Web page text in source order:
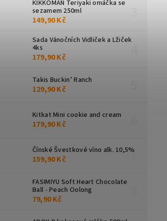
KIKKOMAN Teriyaki omáčka se
sezamem 250ml
149,90 Kč
Sada Vánočních Vidliček a Lžiček
4ks
179,90 Kč
Takis Buckin’ Ranch
129,90 Kč
Kitkat Mini cookie and cream
179,90 Kč
Čínské Švestkové víno alk. 10,5%
159,90 Kč
FASIMIYU Soft Heart Chocolate
Ball - Peach Oolong
79,90 Kč